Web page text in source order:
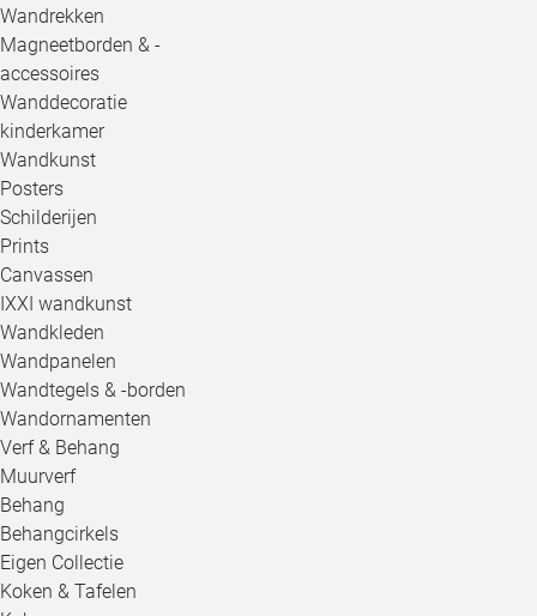
Wandrekken
Magneetborden & -
accessoires
Wanddecoratie
kinderkamer
Wandkunst
Posters
Schilderijen
Prints
Canvassen
IXXI wandkunst
Wandkleden
Wandpanelen
Wandtegels & -borden
Wandornamenten
Verf & Behang
Muurverf
Behang
Behangcirkels
Eigen Collectie
Koken & Tafelen